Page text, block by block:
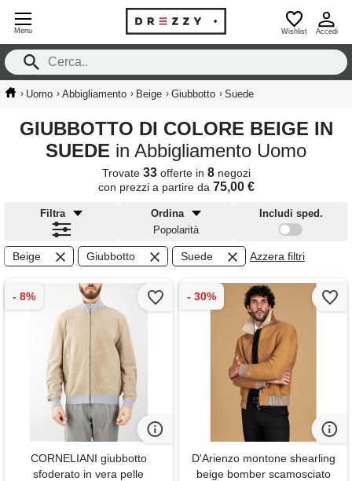
Menu Wishlist Accedi
› Uomo › Abbigliamento › Beige › Giubbotto › Suede
GIUBBOTTO DI COLORE BEIGE IN
SUEDE in Abbigliamento Uomo
Trovate 33offerte in 8negozi
con prezzi a partire da 75,00 €
Filtra
Ordina
Popolarità
Includi sped.
Beige Giubbotto Suede Azzera filtri
CORNELIANI giubbotto
sfoderato in vera pelle
D'Arienzo montone shearling
beige bomber scamosciato